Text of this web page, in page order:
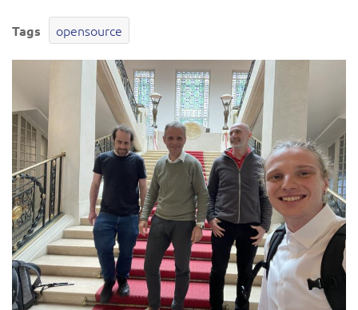
Tags opensource